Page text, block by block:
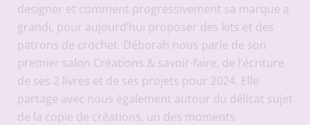
designer et comment progressivement sa marque a
grandi, pour aujourd’hui proposer des kits et des
patrons de crochet. Déborah nous parle de son
premier salon Créations & savoir-faire, de l’écriture
de ses 2 livres et de ses projets pour 2024. Elle
partage avec nous également autour du délicat sujet
de la copie de créations, un des moments